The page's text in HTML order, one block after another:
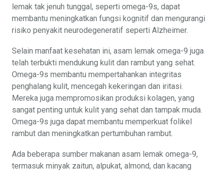
lemak tak jenuh tunggal, seperti omega-9s, dapat
membantu meningkatkan fungsi kognitif dan mengurangi
risiko penyakit neurodegeneratif seperti Alzheimer.
Selain manfaat kesehatan ini, asam lemak omega-9 juga
telah terbukti mendukung kulit dan rambut yang sehat.
Omega-9s membantu mempertahankan integritas
penghalang kulit, mencegah kekeringan dan iritasi.
Mereka juga mempromosikan produksi kolagen, yang
sangat penting untuk kulit yang sehat dan tampak muda.
Omega-9s juga dapat membantu memperkuat folikel
rambut dan meningkatkan pertumbuhan rambut.
Ada beberapa sumber makanan asam lemak omega-9,
termasuk minyak zaitun, alpukat, almond, dan kacang